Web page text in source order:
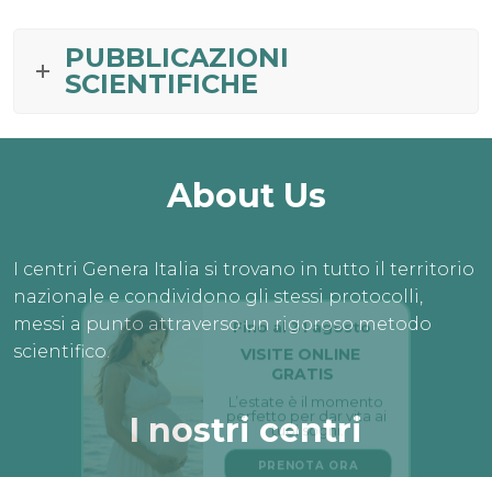
PUBBLICAZIONI
SCIENTIFICHE
About Us
I centri Genera Italia si trovano in tutto il territorio
nazionale e condividono gli stessi protocolli,
messi a punto attraverso un rigoroso metodo
scientifico.
I nostri centri
VISITE ONLINE
GRATIS
L’estate è il momento
perfetto per dar vita ai
tuoi sogni.
PRENOTA ORA
Fino al 31 agosto